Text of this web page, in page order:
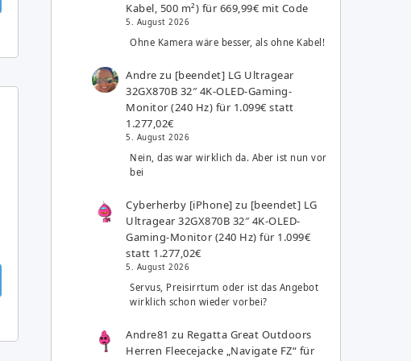
Kabel, 500 m²) für 669,99€ mit Code
5. August 2026
Ohne Kamera wäre besser, als ohne Kabel!
Andre zu [beendet] LG Ultragear
32GX870B 32″ 4K-OLED-Gaming-
Monitor (240 Hz) für 1.099€ statt
1.277,02€
5. August 2026
Nein, das war wirklich da. Aber ist nun vor
bei
Cyberherby [iPhone] zu [beendet] LG
Ultragear 32GX870B 32″ 4K-OLED-
Gaming-Monitor (240 Hz) für 1.099€
statt 1.277,02€
5. August 2026
Servus, Preisirrtum oder ist das Angebot
wirklich schon wieder vorbei?
Andre81 zu Regatta Great Outdoors
Herren Fleecejacke „Navigate FZ“ für